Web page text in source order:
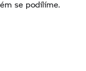
se podílíme.